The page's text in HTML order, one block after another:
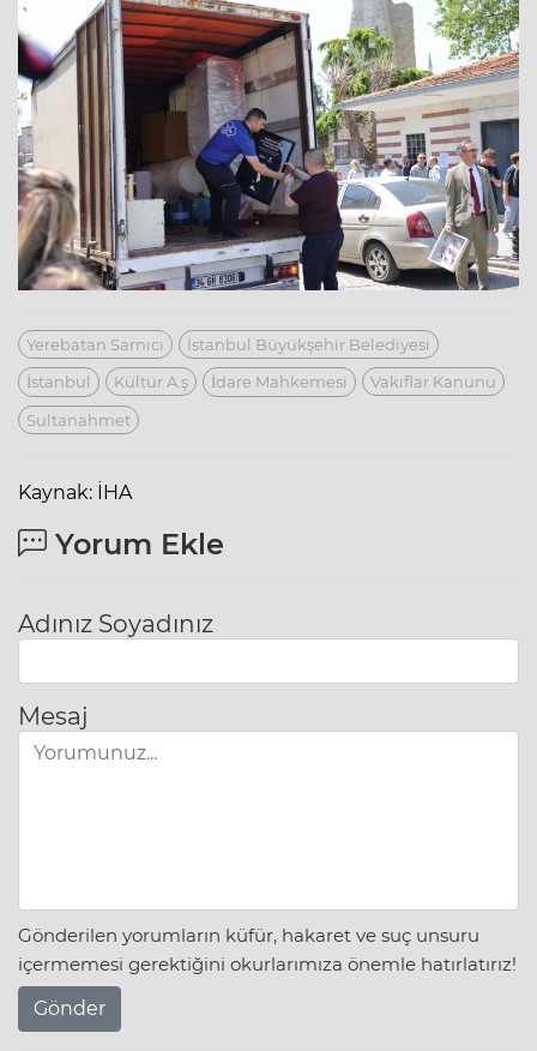
Yerebatan Sarnıcı
İstanbul Büyükşehir Belediyesi
İstanbul
Kültür A.ş İdare Mahkemesi
Vakıflar Kanunu
Sultanahmet
Kaynak: İHA
Yorum Ekle
Adınız Soyadınız
Mesaj
Gönderilen yorumların küfür, hakaret ve suç unsuru
içermemesi gerektiğini okurlarımıza önemle hatırlatırız!
Gönder